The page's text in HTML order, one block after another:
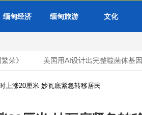
缅甸经济 缅甸旅游 文化
》 美国用AI设计出完整噬菌体基因组
上涨20厘米 妙瓦底紧急转移居民